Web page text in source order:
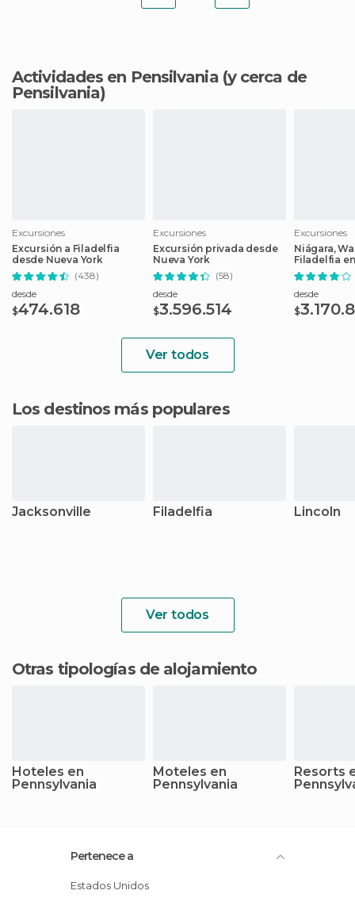
Actividades en Pensilvania(y cerca de
Pensilvania)
Excursiones
Excursión a Filadelfia
desde Nueva York
(438)
desde
$474.618
Excursiones
Excursión privada desde
Nueva York
(58)
desde
$3.596.514
Excursiones
Niágara,
Filadelfia
desde
$
Ver todos
Los destinos más populares
Jacksonville Filadelfia Lincoln
Ver todos
Otras tipologías de alojamiento
Hoteles en
Pennsylvania
Moteles en
Pennsylvania
Resorts
Pertenece a
Estados Unidos